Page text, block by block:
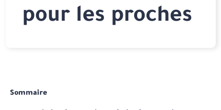
pour les proches
Sommaire